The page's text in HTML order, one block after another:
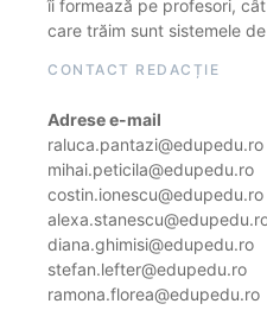
îi formează pe profesori,
care trăim sunt sistemele
CONTACT REDACȚIE
Adrese e-mail
raluca.pantazi@edupedu.ro
mihai.peticila@edupedu.ro
costin.ionescu@edupedu.ro
diana.ghimisi@edupedu.ro
stefan.lefter@edupedu.ro
ramona.florea@edupedu.ro